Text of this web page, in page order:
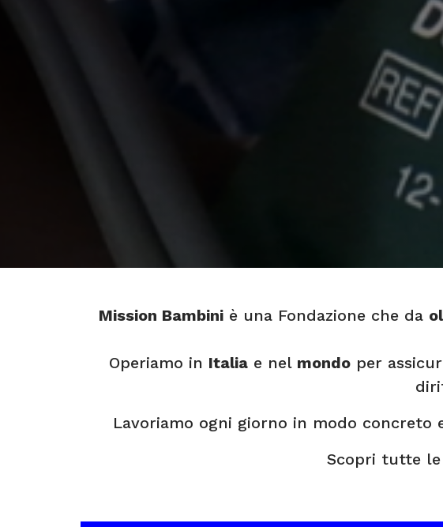
Mission Bambini è una Fondazione che da
Operiamo in Italiae nel mondoper
Lavoriamo ogni giorno in modo
Scopri tutte le